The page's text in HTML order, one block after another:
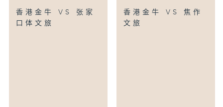
香港金牛 VS 张家
口体文旅
香港金牛 VS 焦作
文旅